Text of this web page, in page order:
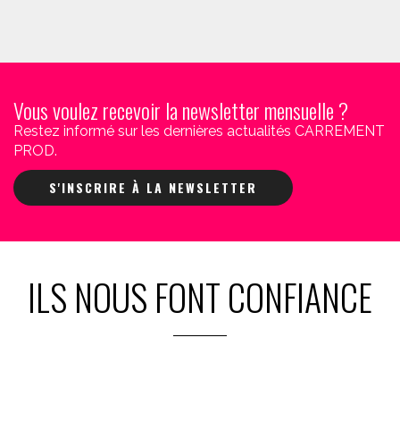
Vous voulez recevoir la newsletter mensuelle ?
Restez informé sur les dernières actualités CARREMENT
PROD.
S'INSCRIRE À LA NEWSLETTER
ILS NOUS FONT CONFIANCE